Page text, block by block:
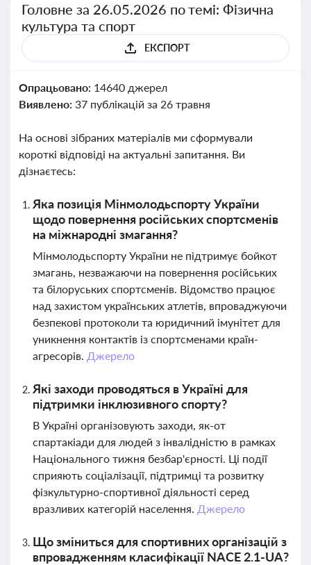
Головне за 26.05.2026 по темі: Фізична
культура та спорт
ЕКСПОРТ
Опрацьовано: 14640 джерел
Виявлено: 37 публікацій за 26 травня
На основі зібраних матеріалів ми сформували
короткі відповіді на актуальні запитання. Ви
дізнаєтесь:
Яка позиція Мінмолодьспорту України
щодо повернення російських спортсменів
на міжнародні змагання?
Мінмолодьспорту України не підтримує бойкот
змагань, незважаючи на повернення російських
та білоруських спортсменів. Відомство працює
над захистом українських атлетів, впроваджуючи
безпекові протоколи та юридичний імунітет для
уникнення контактів із спортсменами країн-
агресорів. Джерело
Які заходи проводяться в Україні для
підтримки інклюзивного спорту?
В Україні організовують заходи, як-от
спартакіади для людей з інвалідністю в рамках
Національного тижня безбар'єрності. Ці події
сприяють соціалізації, підтримці та розвитку
фізкультурно-спортивної діяльності серед
вразливих категорій населення. Джерело
Що зміниться для спортивних організацій з
впровадженням класифікації NACE 2.1-UA?